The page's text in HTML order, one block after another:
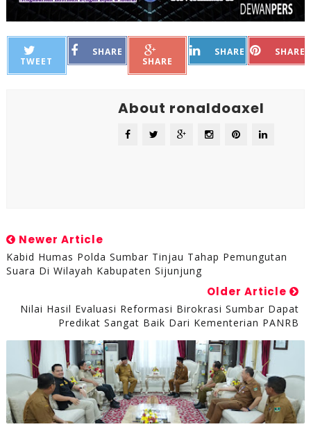
TWEET
SHARE
SHARE
SHARE SHARE
About ronaldoaxel
Newer Article
Kabid Humas Polda Sumbar Tinjau Tahap Pemungutan
Suara Di Wilayah Kabupaten Sijunjung
Older Article
Nilai Hasil Evaluasi Reformasi Birokrasi Sumbar Dapat
Predikat Sangat Baik Dari Kementerian PANRB